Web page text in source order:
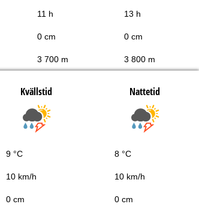
11 h 13 h
0 cm 0 cm
3 700 m 3 800 m
Kvällstid Nattetid
9 °C 8 °C
10 km/h 10 km/h
0 cm 0 cm